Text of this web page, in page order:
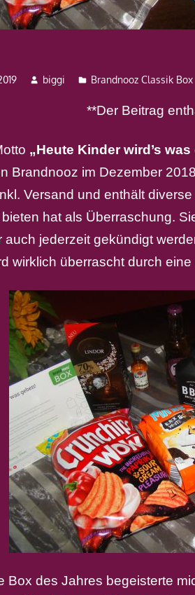
biggi Brandnooz Classik
**Der Beitrag
„Heute Kinder wird’s was
Brandnooz im Dezember
Versand und enthält
hat als Überraschung.
auch jederzeit gekündigt
wirklich überrascht durch
Box des Jahres begeisterte